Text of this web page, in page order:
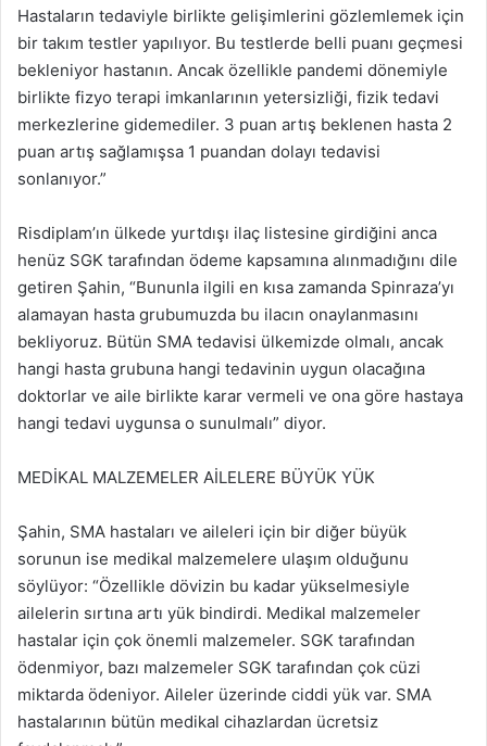
Hastaların tedaviyle birlikte gelişimlerini gözlemlemek için
bir takım testler yapılıyor. Bu testlerde belli puanı geçmesi
bekleniyor hastanın. Ancak özellikle pandemi dönemiyle
birlikte fizyo terapi imkanlarının yetersizliği, fizik tedavi
merkezlerine gidemediler. 3 puan artış beklenen hasta 2
puan artış sağlamışsa 1 puandan dolayı tedavisi
sonlanıyor.”
Risdiplam’ın ülkede yurtdışı ilaç listesine girdiğini anca
henüz SGK tarafından ödeme kapsamına alınmadığını dile
getiren Şahin, “Bununla ilgili en kısa zamanda Spinraza’yı
alamayan hasta grubumuzda bu ilacın onaylanmasını
bekliyoruz. Bütün SMA tedavisi ülkemizde olmalı, ancak
hangi hasta grubuna hangi tedavinin uygun olacağına
doktorlar ve aile birlikte karar vermeli ve ona göre hastaya
hangi tedavi uygunsa o sunulmalı” diyor.
MEDİKAL MALZEMELER AİLELERE BÜYÜK YÜK
Şahin, SMA hastaları ve aileleri için bir diğer büyük
sorunun ise medikal malzemelere ulaşım olduğunu
söylüyor: “Özellikle dövizin bu kadar yükselmesiyle
ailelerin sırtına artı yük bindirdi. Medikal malzemeler
hastalar için çok önemli malzemeler. SGK tarafından
ödenmiyor, bazı malzemeler SGK tarafından çok cüzi
miktarda ödeniyor. Aileler üzerinde ciddi yük var. SMA
hastalarının bütün medikal cihazlardan ücretsiz